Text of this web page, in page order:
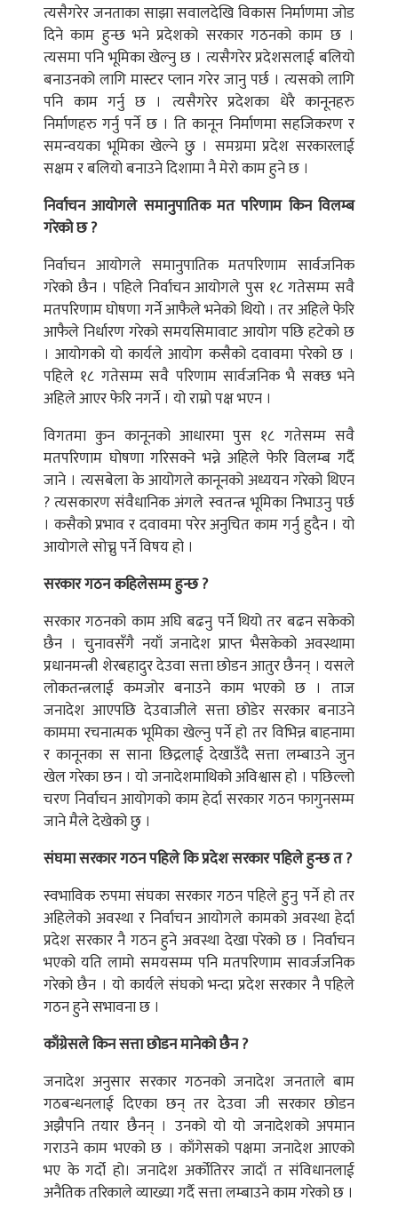
त्यसैगरेर जनताका साझा सवालदेखि विकास निर्माणमा जोड
दिने काम हुन्छ भने प्रदेशको सरकार गठनको काम छ ।
त्यसमा पनि भूमिका खेल्नु छ । त्यसैगरेर प्रदेशसलाई बलियो
बनाउनको लागि मास्टर प्लान गरेर जानु पर्छ । त्यसको लागि
पनि काम गर्नु छ । त्यसैगरेर प्रदेशका धेरै कानूनहरु
निर्माणहरु गर्नु पर्ने छ । ति कानून निर्माणमा सहजिकरण र
समन्वयका भूमिका खेल्ने छु । समग्रमा प्रदेश सरकारलाई
सक्षम र बलियो बनाउने दिशामा नै मेरो काम हुने छ ।
निर्वाचन आयोगले समानुपातिक मत परिणाम किन विलम्ब
गरेको छ ?
निर्वाचन आयोगले समानुपातिक मतपरिणाम सार्वजनिक
गरेको छैन । पहिले निर्वाचन आयोगले पुस १८ गतेसम्म सवै
मतपरिणाम घोषणा गर्ने आफैले भनेको थियो । तर अहिले फेरि
आफैले निर्धारण गरेको समयसिमावाट आयोग पछि हटेको छ
। आयोगको यो कार्यले आयोग कसैको दवावमा परेको छ ।
पहिले १८ गतेसम्म सवै परिणाम सार्वजनिक भै सक्छ भने
अहिले आएर फेरि नगर्ने । यो राम्रो पक्ष भएन ।
विगतमा कुन कानूनको आधारमा पुस १८ गतेसम्म सवै
मतपरिणाम घोषणा गरिसक्ने भन्ने अहिले फेरि विलम्ब गर्दै
जाने । त्यसबेला के आयोगले कानूनको अध्ययन गरेको थिएन
? त्यसकारण संवैधानिक अंगले स्वतन्त्र भूमिका निभाउनु पर्छ
। कसैको प्रभाव र दवावमा परेर अनुचित काम गर्नु हुदैन । यो
आयोगले सोच्नु पर्ने विषय हो ।
सरकार गठन कहिलेसम्म हुन्छ ?
सरकार गठनको काम अघि बढनु पर्ने थियो तर बढन सकेको
छैन । चुनावसँगै नयाँ जनादेश प्राप्त भैसकेको अवस्थामा
प्रधानमन्त्री शेरबहादुर देउवा सत्ता छोडन आतुर छैनन् । यसले
लोकतन्त्रलाई कमजोर बनाउने काम भएको छ । ताज
जनादेश आएपछि देउवाजीले सत्ता छोडेर सरकार बनाउने
काममा रचनात्मक भूमिका खेल्नु पर्ने हो तर विभिन्न बाहनामा
र कानूनका स साना छिद्रलाई देखाउँदै सत्ता लम्बाउने जुन
खेल गरेका छन । यो जनादेशमाथिको अविश्वास हो । पछिल्लो
चरण निर्वाचन आयोगको काम हेर्दा सरकार गठन फागुनसम्म
जाने मैले देखेको छु ।
संघमा सरकार गठन पहिले कि प्रदेश सरकार पहिले हुन्छ त ?
स्वभाविक रुपमा संघका सरकार गठन पहिले हुनु पर्ने हो तर
अहिलेको अवस्था र निर्वाचन आयोगले कामको अवस्था हेर्दा
प्रदेश सरकार नै गठन हुने अवस्था देखा परेको छ । निर्वाचन
भएको यति लामो समयसम्म पनि मतपरिणाम सावर्जजनिक
गरेको छैन । यो कार्यले संघको भन्दा प्रदेश सरकार नै पहिले
गठन हुने सभावना छ ।
काँग्रेसले किन सत्ता छोडन मानेको छैन ?
जनादेश अनुसार सरकार गठनको जनादेश जनताले बाम
गठबन्धनलाई दिएका छन् तर देउवा जी सरकार छोडन
अझैपनि तयार छैनन् । उनको यो यो जनादेशको अपमान
गराउने काम भएको छ । काँगेसको पक्षमा जनादेश आएको
भए के गर्दो हो। जनादेश अर्कोतिरर जादाँ त संविधानलाई
अनैतिक तरिकाले व्याख्या गर्दै सत्ता लम्बाउने काम गरेको छ ।